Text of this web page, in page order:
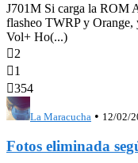
J701M Si carga la ROM
flasheo TWRP y Orange,
Vol+ Ho(...)
2
1
354
La Maracucha • 12/02/
Fotos eliminada